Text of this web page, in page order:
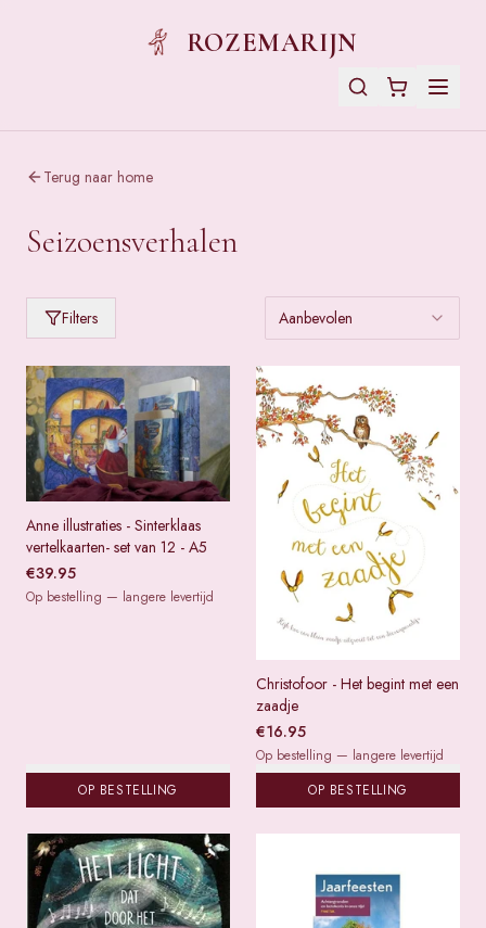
ROZEMARIJN
Terug naar home
Seizoensverhalen
Filters Aanbevolen
Anne illustraties - Sinterklaas
vertelkaarten- set van 12 - A5
€39.95
Op bestelling — langere levertijd
OP BESTELLING
Christofoor - Het begint met een
zaadje
€16.95
Op bestelling — langere levertijd
OP BESTELLING